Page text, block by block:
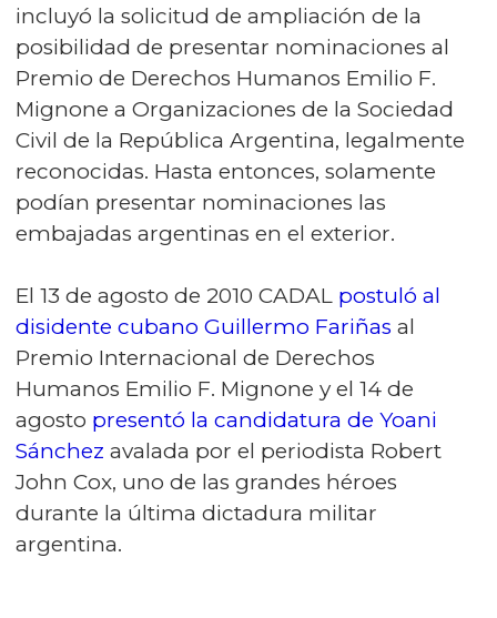
incluyó la solicitud de ampliación de la
posibilidad de presentar nominaciones al
Premio de Derechos Humanos Emilio F.
Mignone a Organizaciones de la Sociedad
Civil de la República Argentina, legalmente
reconocidas. Hasta entonces, solamente
podían presentar nominaciones las
embajadas argentinas en el exterior.
El 13 de agosto de 2010 CADAL postuló al
disidente cubano Guillermo Fariñas al
Premio Internacional de Derechos
Humanos Emilio F. Mignone y el 14 de
agosto presentó la candidatura de Yoani
Sánchez avalada por el periodista Robert
John Cox, uno de las grandes héroes
durante la última dictadura militar
argentina.